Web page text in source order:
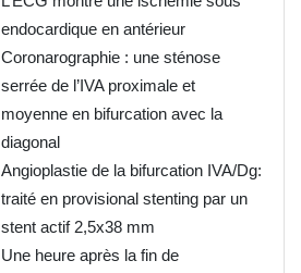
endocardique en antérieur
Coronarographie : une sténose
serrée de l’IVA proximale et
moyenne en bifurcation avec la
diagonal
Angioplastie de la bifurcation IVA/Dg:
traité en provisional stenting par un
stent actif 2,5x38 mm
Une heure après la fin de